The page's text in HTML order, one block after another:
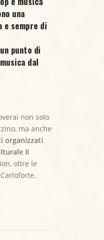
una
e sempre di
punto di
dal
non solo
ma anche
organizzati
Il
oltre le